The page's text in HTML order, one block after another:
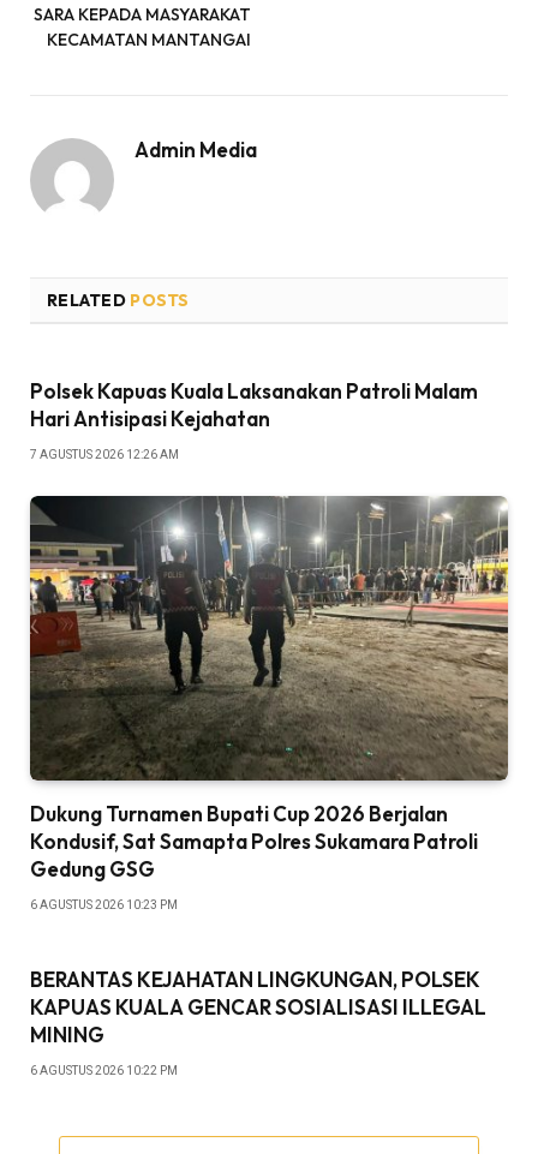
SARA KEPADA MASYARAKAT
KECAMATAN MANTANGAI
Admin Media
RELATED POSTS
Polsek Kapuas Kuala Laksanakan Patroli Malam
Hari Antisipasi Kejahatan
7 AGUSTUS 2026 12:26 AM
Dukung Turnamen Bupati Cup 2026 Berjalan
Kondusif, Sat Samapta Polres Sukamara Patroli
Gedung GSG
6 AGUSTUS 2026 10:23 PM
BERANTAS KEJAHATAN LINGKUNGAN, POLSEK
KAPUAS KUALA GENCAR SOSIALISASI ILLEGAL
MINING
6 AGUSTUS 2026 10:22 PM